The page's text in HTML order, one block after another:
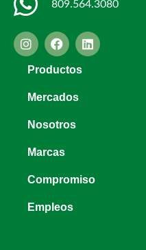
809.564.3080
Productos
Mercados
Nosotros
Marcas
Compromiso
Empleos